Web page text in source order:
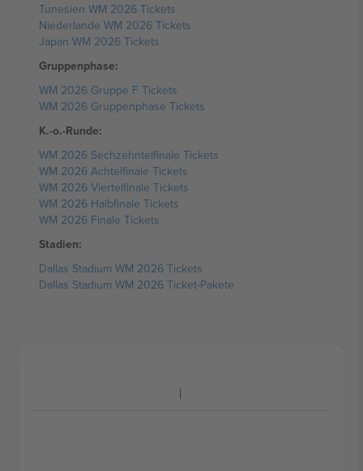
Tunesien WM 2026 Tickets
Niederlande WM 2026 Tickets
Japan WM 2026 Tickets
Gruppenphase:
WM 2026 Gruppe F Tickets
WM 2026 Gruppenphase Tickets
K.-o.-Runde:
WM 2026 Sechzehntelfinale Tickets
WM 2026 Achtelfinale Tickets
WM 2026 Viertelfinale Tickets
WM 2026 Halbfinale Tickets
WM 2026 Finale Tickets
Stadien:
Dallas Stadium WM 2026 Tickets
Dallas Stadium WM 2026 Ticket-Pakete